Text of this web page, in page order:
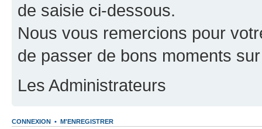
de saisie ci-dessous.
Nous vous remercions pour
de passer de bons moments
Les Administrateurs
CONNEXION • M'ENREGISTRER